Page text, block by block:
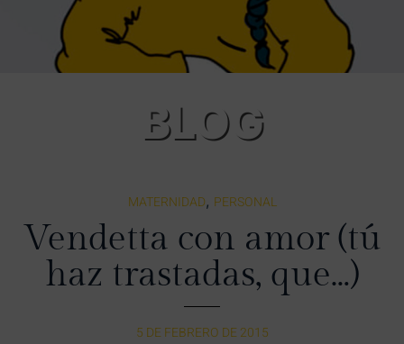
BLOG
MATERNIDAD, PERSONAL
Vendetta con amor (tú
haz trastadas, que…)
5 DE FEBRERO DE 2015